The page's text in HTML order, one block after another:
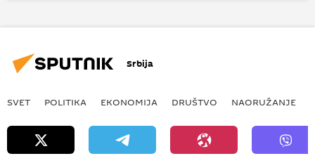
Srbija
SVET POLITIKA EKONOMIJA DRUŠTVO NAORUŽANJE